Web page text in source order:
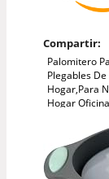
Compartir:
Palomitero
Plegables
Hogar,Para
Hogar